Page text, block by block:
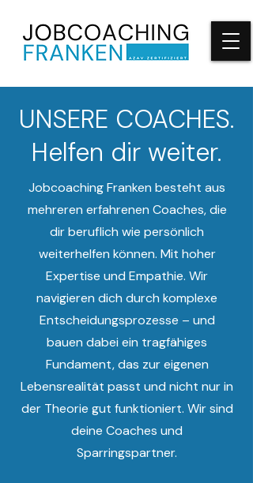
UNSERE COACHES.
Helfen dir weiter.
Jobcoaching Franken besteht aus
mehreren erfahrenen Coaches, die
dir beruflich wie persönlich
weiterhelfen können. Mit hoher
Expertise und Empathie. Wir
navigieren dich durch komplexe
Entscheidungsprozesse – und
bauen dabei ein tragfähiges
Fundament, das zur eigenen
Lebensrealität passt und nicht nur in
der Theorie gut funktioniert. Wir sind
deine Coaches und
Sparringspartner.